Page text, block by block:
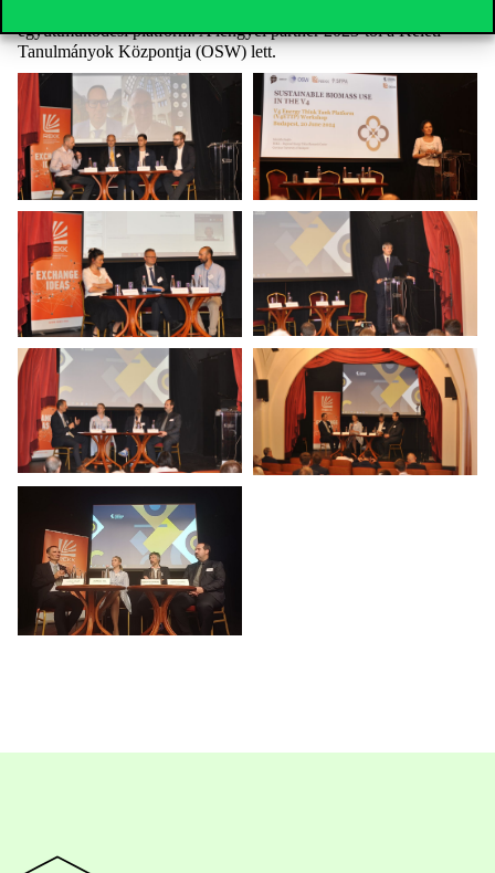
együttműködési platform. A lengyel partner 2023-tól a Keleti
Tanulmányok Központja (OSW) lett.